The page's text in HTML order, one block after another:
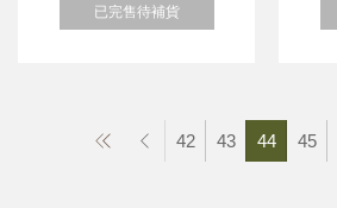
已完售待補貨
42 43 44 45